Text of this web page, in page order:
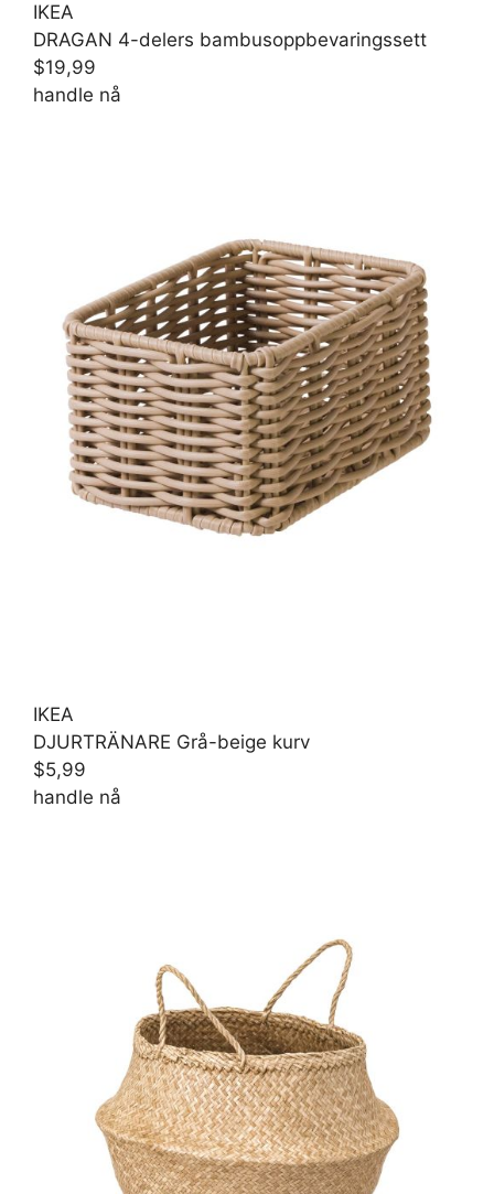
IKEA
DRAGAN 4-delers bambusoppbevaringssett
$19,99
handle nå
IKEA
DJURTRÄNARE Grå-beige kurv
$5,99
handle nå